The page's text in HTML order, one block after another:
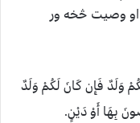
او وصيت څخه ور
وَلَدٌ فَإِن كَانَ لَكُمْ وَلَدٌ
بِهَا أَوْ دَيْنٍ.